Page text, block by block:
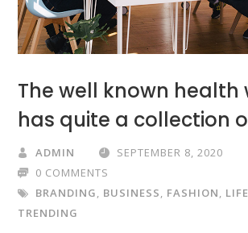
The well known health
has quite a collection
ADMIN
SEPTEMBER 8, 2020
0 COMMENTS
BRANDING, BUSINESS, FASHION,
TRENDING